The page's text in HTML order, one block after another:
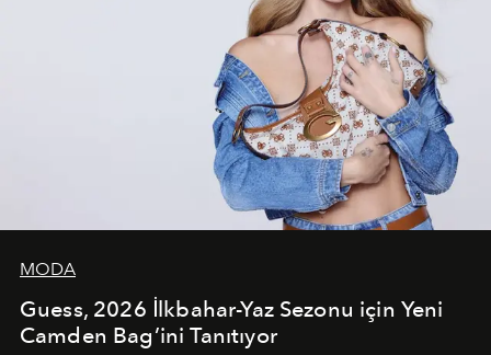
MODA
Guess, 2026 İlkbahar-Yaz Sezonu için Yeni
Camden Bag’ini Tanıtıyor